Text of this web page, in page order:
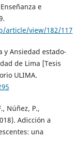
e
article/view/182/117
y Ansiedad estado-
de Lima [Tesis
ULIMA.
Núñez, P.,
Adicción a
una